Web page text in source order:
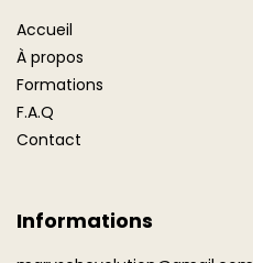
Accueil
À propos
Formations
F.A.Q
Contact
Informations